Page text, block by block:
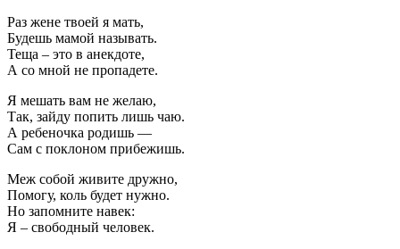
Раз жене твоей я мать,
Будешь мамой называть.
Теща – это в анекдоте,
А со мной не пропадете.
Я мешать вам не желаю,
Так, зайду попить лишь чаю.
А ребеночка родишь —
Сам с поклоном прибежишь.
Меж собой живите дружно,
Помогу, коль будет нужно.
Но запомните навек:
Я – свободный человек.